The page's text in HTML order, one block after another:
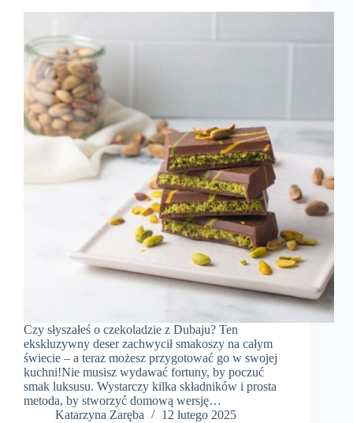
Czy słyszałeś o czekoladzie z Dubaju? Ten
ekskluzywny deser zachwycił smakoszy na całym
świecie – a teraz możesz przygotować go w swojej
kuchni!Nie musisz wydawać fortuny, by poczuć
smak luksusu. Wystarczy kilka składników i prosta
metoda, by stworzyć domową wersję…
Katarzyna Zaręba
12 lutego 2025